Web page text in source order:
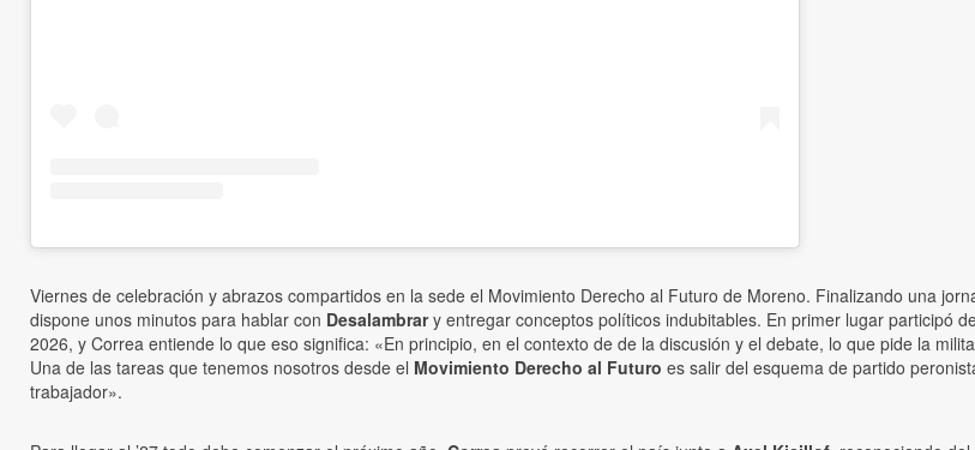
Viernes de celebración y abrazos compartidos en la sede el Movimiento Derecho al Futuro de Moreno. Finalizando una
dispone unos minutos para hablar con Desalambrary entregar conceptos políticos indubitables. En primer lugar participó
2026, y Correa entiende lo que eso significa: «En principio, en el contexto de de la discusión y el debate, lo que pide la
Una de las tareas que tenemos nosotros desde el Movimiento Derecho al Futuro es salir del esquema de partido
trabajador».